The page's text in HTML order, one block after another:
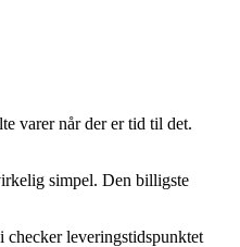
varer når der er tid til det.
simpel. Den billigste
checker leveringstidspunktet